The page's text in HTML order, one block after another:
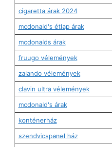
cigaretta árak 2024
mcdonald's étlap árak
mcdonalds árak
fruugo vélemények
zalando vélemények
clavin ultra vélemények
mcdonald's árak
konténerház
szendvicspanel ház